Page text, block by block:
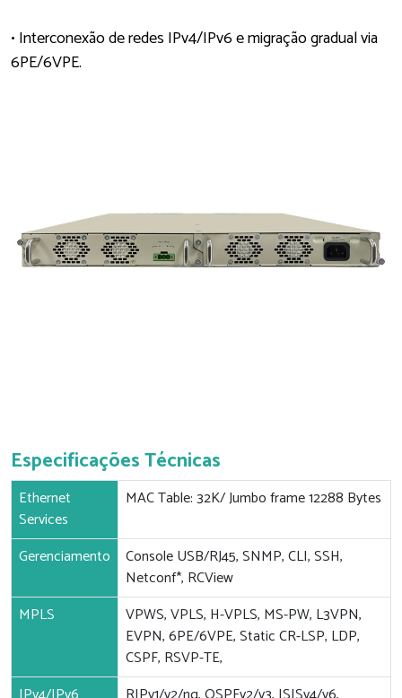
• Interconexão de redes IPv4/IPv6 e migração gradual via
6PE/6VPE.
Especificações Técnicas
Ethernet
Services
MAC Table: 32K/ Jumbo frame 12288 Bytes
Gerenciamento
Console USB/RJ45, SNMP, CLI, SSH,
Netconf*, RCView
MPLS
VPWS, VPLS, H-VPLS, MS-PW, L3VPN,
EVPN, 6PE/6VPE, Static CR-LSP, LDP,
CSPF, RSVP-TE,